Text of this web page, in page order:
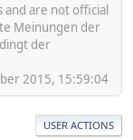
and are not official
Meinungen der
der
2015, 15:59:04
USER ACTIONS